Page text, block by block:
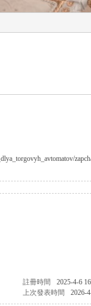
註冊時間
2025-4-6
上次發表時間 2026-